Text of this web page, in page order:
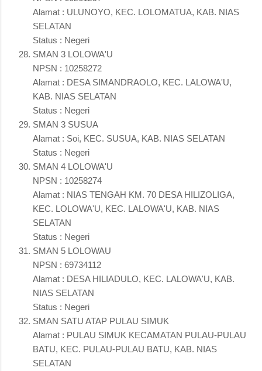
Alamat : ULUNOYO, KEC. LOLOMATUA, KAB. NIAS
SELATAN
Status : Negeri
SMAN 3 LOLOWA'U
NPSN : 10258272
Alamat : DESA SIMANDRAOLO, KEC. LALOWA'U,
KAB. NIAS SELATAN
Status : Negeri
SMAN 3 SUSUA
Alamat : Soi, KEC. SUSUA, KAB. NIAS SELATAN
Status : Negeri
SMAN 4 LOLOWA'U
NPSN : 10258274
Alamat : NIAS TENGAH KM. 70 DESA HILIZOLIGA,
KEC. LOLOWA'U, KEC. LALOWA'U, KAB. NIAS
SELATAN
Status : Negeri
SMAN 5 LOLOWAU
NPSN : 69734112
Alamat : DESA HILIADULO, KEC. LALOWA'U, KAB.
NIAS SELATAN
Status : Negeri
SMAN SATU ATAP PULAU SIMUK
Alamat : PULAU SIMUK KECAMATAN PULAU-PULAU
BATU, KEC. PULAU-PULAU BATU, KAB. NIAS
SELATAN